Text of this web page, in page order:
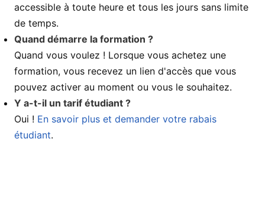
accessible à toute heure et tous les jours sans limite
de temps.
Quand démarre la formation ?
Quand vous voulez ! Lorsque vous achetez une
formation, vous recevez un lien d'accès que vous
pouvez activer au moment ou vous le souhaitez.
Y a-t-il un tarif étudiant ?
Oui ! En savoir plus et demander votre rabais
étudiant.